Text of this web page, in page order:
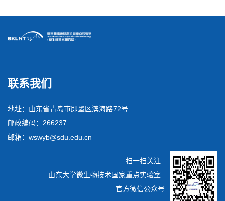
联系我们
地址：山东省青岛市即墨区滨海路72号
邮政编码：266237
邮箱：wswyb@sdu.edu.cn
扫一扫关注
山东大学微生物技术国家重点实验室
官方微信公众号